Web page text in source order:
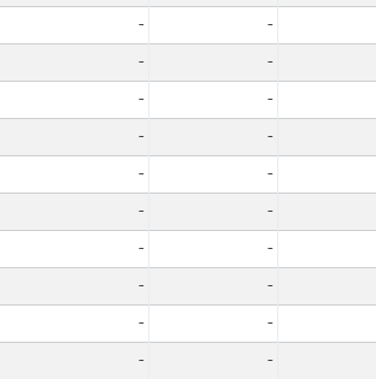
- -
- -
- -
- -
- -
- -
- -
- -
- -
- -